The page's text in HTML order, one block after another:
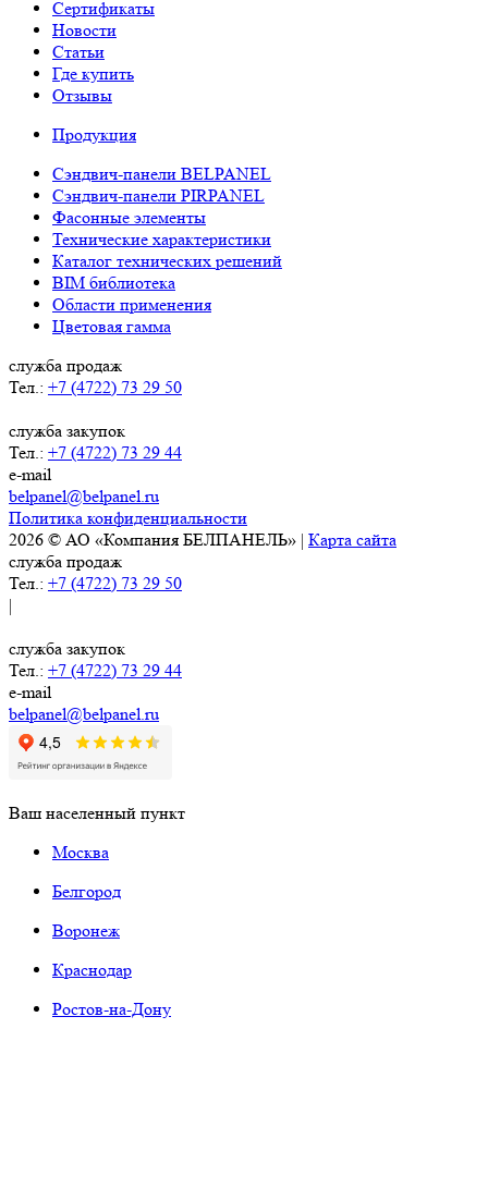
Сертификаты
Новости
Статьи
Где купить
Отзывы
Продукция
Сэндвич-панели BELPANEL
Сэндвич-панели PIRPANEL
Фасонные элементы
Технические характеристики
Каталог технических решений
BIM библиотека
Области применения
Цветовая гамма
служба продаж
Тел.: +7 (4722) 73 29 50
служба закупок
Тел.: +7 (4722) 73 29 44
e-mail
belpanel@belpanel.ru
Политика конфиденциальности
2026 © АО «Компания БЕЛПАНЕЛЬ» | Карта сайта
служба продаж
Тел.: +7 (4722) 73 29 50
|
служба закупок
Тел.: +7 (4722) 73 29 44
e-mail
belpanel@belpanel.ru
Ваш населенный пункт
Москва
Белгород
Воронеж
Краснодар
Ростов-на-Дону